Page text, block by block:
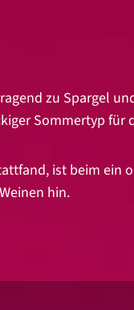
zu Spargel
Sommertyp für
ist beim ein
hin.